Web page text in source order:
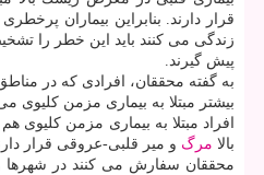
قرار دارند. بنابراین بیماران
زندگی می كنند باید این خطر را
پیش گیرند.
به گفته محققان، افرادی كه در
بیشتر مبتلا به بیماری مزمن كلیوی
بالا مرگ و میر قلبی-عروقی قرار
محققان سفارش می كنند در شهرها